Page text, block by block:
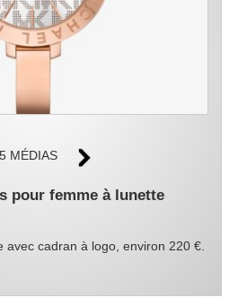
5 MÉDIAS
pour femme à lunette
avec cadran à logo, environ 220 €.